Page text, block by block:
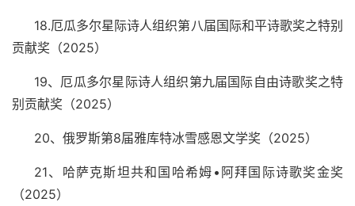
18.厄瓜多尔星际诗人组织第八届国际和平诗歌奖之特别
贡献奖（2025）
19、厄瓜多尔星际诗人组织第九届国际自由诗歌奖之特
别贡献奖（2025）
20、俄罗斯第8届雅库特冰雪感恩文学奖（2025）
21、哈萨克斯坦共和国哈希姆•阿拜国际诗歌奖金奖
（2025）